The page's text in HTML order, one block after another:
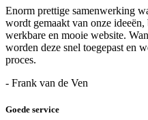
Enorm prettige samenwerking
wordt gemaakt van onze ideeën,
werkbare en mooie website.
worden deze snel toegepast en
proces.
- Frank van de Ven
Goede service